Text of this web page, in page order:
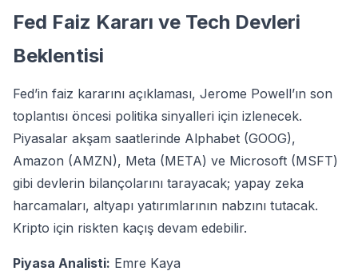
Fed Faiz Kararı ve Tech Devleri
Beklentisi
Fed’in faiz kararını açıklaması, Jerome Powell’ın son
toplantısı öncesi politika sinyalleri için izlenecek.
Piyasalar akşam saatlerinde Alphabet (GOOG),
Amazon (AMZN), Meta (META) ve Microsoft (MSFT)
gibi devlerin bilançolarını tarayacak; yapay zeka
harcamaları, altyapı yatırımlarının nabzını tutacak.
Kripto için riskten kaçış devam edebilir.
Piyasa Analisti: Emre Kaya